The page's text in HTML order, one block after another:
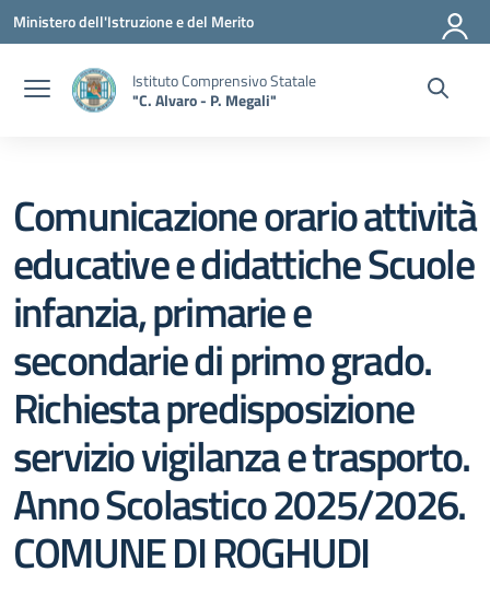
Vai ai contenuti
Vai al menu di navigazione
Vai al footer
Ministero dell'Istruzione e del Merito
Istituto Comprensivo Statale
"C. Alvaro - P. Megali"
Comunicazione orario attività
educative e didattiche Scuole
infanzia, primarie e
secondarie di primo grado.
Richiesta predisposizione
servizio vigilanza e trasporto.
Anno Scolastico 2025/2026.
COMUNE DI ROGHUDI